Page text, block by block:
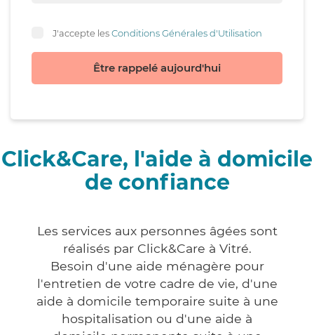
J'accepte lesConditions Générales d'Utilisation
Être rappelé aujourd'hui
Click&Care, l'aide à domicile
de confiance
Les services aux personnes âgées sont
réalisés par Click&Care à Vitré.
Besoin d'une aide ménagère pour
l'entretien de votre cadre de vie, d'une
aide à domicile temporaire suite à une
hospitalisation ou d'une aide à